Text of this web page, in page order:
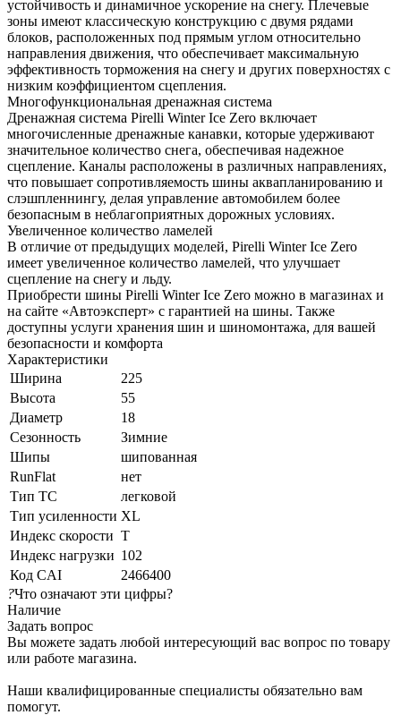
устойчивость и динамичное ускорение на снегу. Плечевые
зоны имеют классическую конструкцию с двумя рядами
блоков, расположенных под прямым углом относительно
направления движения, что обеспечивает максимальную
эффективность торможения на снегу и других поверхностях с
низким коэффициентом сцепления.
Многофункциональная дренажная система
Дренажная система Pirelli Winter Ice Zero включает
многочисленные дренажные канавки, которые удерживают
значительное количество снега, обеспечивая надежное
сцепление. Каналы расположены в различных направлениях,
что повышает сопротивляемость шины аквапланированию и
слэшпленнингу, делая управление автомобилем более
безопасным в неблагоприятных дорожных условиях.
Увеличенное количество ламелей
В отличие от предыдущих моделей, Pirelli Winter Ice Zero
имеет увеличенное количество ламелей, что улучшает
сцепление на снегу и льду.
Приобрести шины Pirelli Winter Ice Zero можно в магазинах и
на сайте «Автоэксперт» с гарантией на шины. Также
доступны услуги хранения шин и шиномонтажа, для вашей
безопасности и комфорта
Характеристики
Ширина
225
Высота
55
Диаметр
18
Сезонность
Зимние
Шипы
шипованная
RunFlat
нет
Тип ТС
легковой
Тип усиленности XL
Индекс скорости T
Индекс нагрузки 102
Код CAI
2466400
?Что означают эти цифры?
Наличие
Задать вопрос
Вы можете задать любой интересующий вас вопрос по товару
или работе магазина.
Наши квалифицированные специалисты обязательно вам
помогут.